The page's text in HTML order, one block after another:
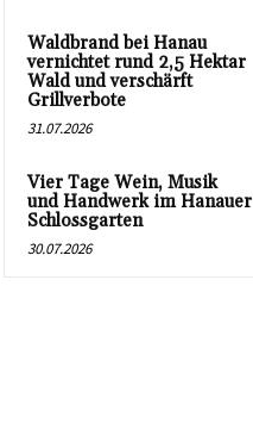
Waldbrand bei Hanau
vernichtet rund 2,5 Hektar
Wald und verschärft
Grillverbote
31.07.2026
Vier Tage Wein, Musik
und Handwerk im Hanauer
Schlossgarten
30.07.2026